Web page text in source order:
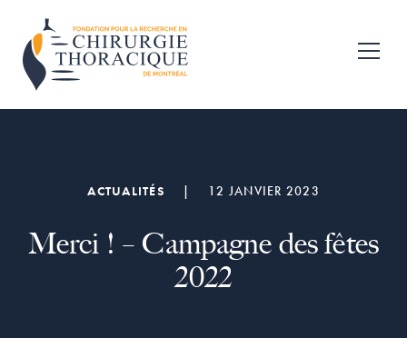
navigation
contenu
principal
Fondation
pour
ACTUALITÉS | 12 JANVIER 2023
Merci ! – Campagne des fêtes
2022